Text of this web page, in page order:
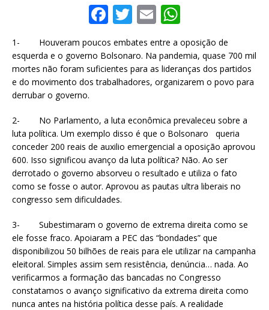
F
c
e
b
o
o
k
T
w
it
te
r
E
m
ai
l
at
s
A
p
p
1- Houveram poucos embates entre a oposição de
esquerda e o governo Bolsonaro. Na pandemia, quase 700 mil
mortes não foram suficientes para as lideranças dos partidos
e do movimento dos trabalhadores, organizarem o povo para
derrubar o governo.
2- No Parlamento, a luta econômica prevaleceu sobre a
luta política. Um exemplo disso é que o Bolsonaro queria
conceder 200 reais de auxilio emergencial a oposição aprovou
600. Isso significou avanço da luta política? Não. Ao ser
derrotado o governo absorveu o resultado e utiliza o fato
como se fosse o autor. Aprovou as pautas ultra liberais no
congresso sem dificuldades.
3- Subestimaram o governo de extrema direita como se
ele fosse fraco. Apoiaram a PEC das “bondades” que
disponibilizou 50 bilhões de reais para ele utilizar na campanha
eleitoral. Simples assim sem resistência, denúncia… nada. Ao
verificarmos a formação das bancadas no Congresso
constatamos o avanço significativo da extrema direita como
nunca antes na história política desse país. A realidade